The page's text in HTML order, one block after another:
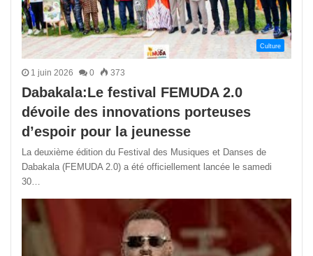
Culture
1 juin 2026 0 373
Dabakala:Le festival FEMUDA 2.0
dévoile des innovations porteuses
d’espoir pour la jeunesse
La deuxième édition du Festival des Musiques et Danses de
Dabakala (FEMUDA 2.0) a été officiellement lancée le samedi
30…